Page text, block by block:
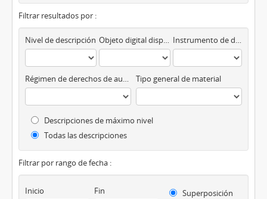
Filtrar resultados por :
Nivel de descripción Objeto digital disponibles Instrumento de descripción
Régimen de derechos de autor Tipo general de material
Descripciones de máximo nivel
Todas las descripciones
Filtrar por rango de fecha :
Inicio Fin
Superposición